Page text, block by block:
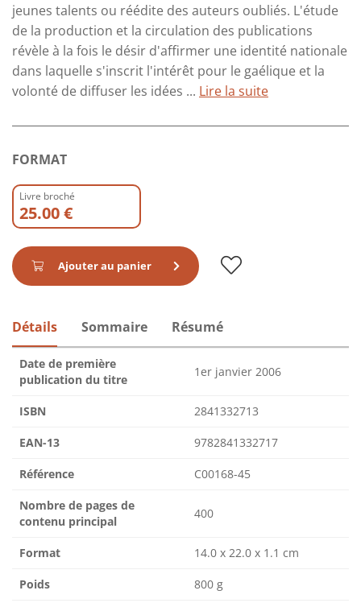
jeunes talents ou réédite des auteurs oubliés. L'étude
de la production et la circulation des publications
révèle à la fois le désir d'affirmer une identité nationale
dans laquelle s'inscrit l'intérêt pour le gaélique et la
volonté de diffuser les idées ... Lire la suite
FORMAT
Livre broché
25.00 €
Ajouter au panier
Détails Sommaire Résumé
Date de première
publication du titre
1er janvier 2006
ISBN 2841332713
EAN-13 9782841332717
Référence C00168-45
Nombre de pages de
contenu principal
400
Format 14.0 x 22.0 x 1.1 cm
Poids 800 g